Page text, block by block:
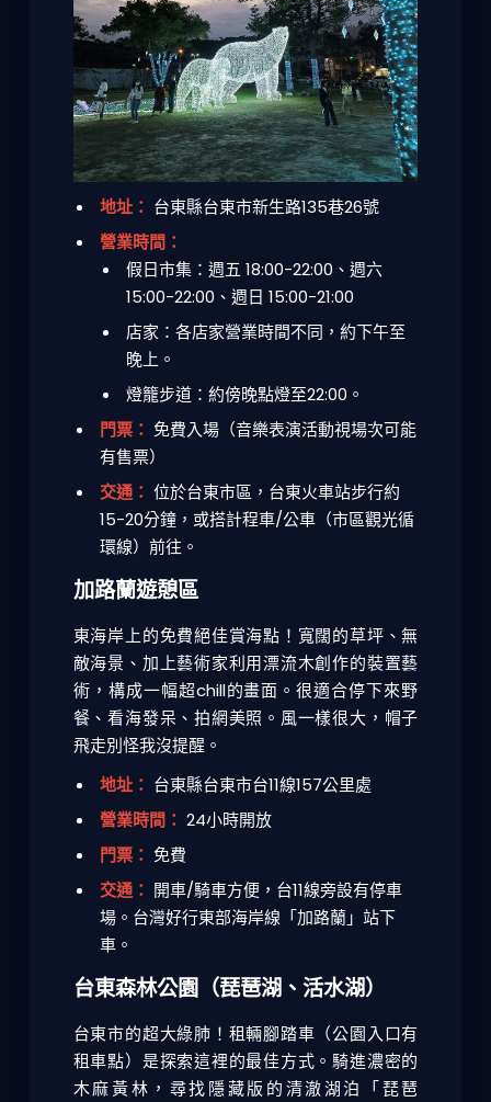
地址： 台東縣台東市新生路135巷26號
營業時間：
假日市集：週五 18:00-22:00、週六
15:00-22:00、週日 15:00-21:00
店家：各店家營業時間不同，約下午至
晚上。
燈籠步道：約傍晚點燈至22:00。
門票： 免費入場（音樂表演活動視場次可能
有售票）
交通： 位於台東市區，台東火車站步行約
15-20分鐘，或搭計程車/公車（市區觀光循
環線）前往。
加路蘭遊憩區
東海岸上的免費絕佳賞海點！寬闊的草坪、無
敵海景、加上藝術家利用漂流木創作的裝置藝
術，構成一幅超chill的畫面。很適合停下來野
餐、看海發呆、拍網美照。風一樣很大，帽子
飛走別怪我沒提醒。
地址： 台東縣台東市台11線157公里處
營業時間： 24小時開放
門票： 免費
交通： 開車/騎車方便，台11線旁設有停車
場。台灣好行東部海岸線「加路蘭」站下
車。
台東森林公園（琵琶湖、活水湖）
台東市的超大綠肺！租輛腳踏車（公園入口有
租車點）是探索這裡的最佳方式。騎進濃密的
木麻黃林，尋找隱藏版的清澈湖泊「琵琶